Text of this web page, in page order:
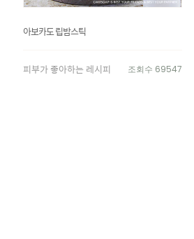
아보카도 립밤스틱
피부가 좋아하는 레시피 조회수 69547